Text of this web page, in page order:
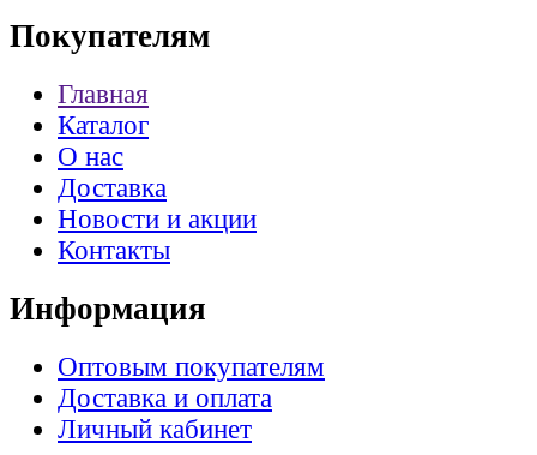
Покупателям
Главная
Каталог
О нас
Доставка
Новости и акции
Контакты
Информация
Оптовым покупателям
Доставка и оплата
Личный кабинет